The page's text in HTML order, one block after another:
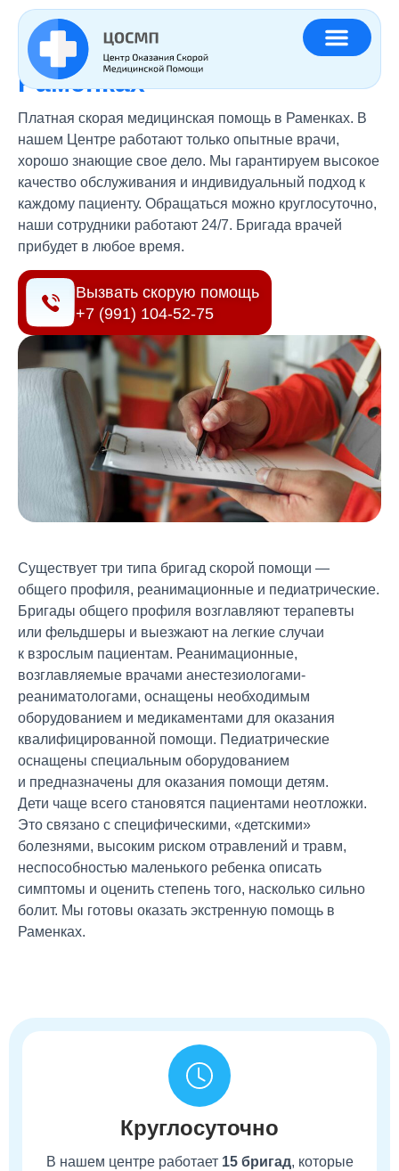
Главная »Регионы Платная скорая помощь район Раменки
Платная скорая помощьв
Раменках
Платная скорая медицинская помощь в Раменках. В
нашем Центре работают только опытные врачи,
хорошо знающие свое дело. Мы гарантируем высокое
качество обслуживания и индивидуальный подход к
каждому пациенту. Обращаться можно круглосуточно,
наши сотрудники работают 24/7. Бригада врачей
прибудет в любое время.
Вызвать скорую помощь
+7 (991) 104-52-75
Существует три типа бригад скорой помощи —
общего профиля, реанимационные и педиатрические.
Бригады общего профиля возглавляют терапевты
или фельдшеры и выезжают на легкие случаи
к взрослым пациентам. Реанимационные,
возглавляемые врачами анестезиологами-
реаниматологами, оснащены необходимым
оборудованием и медикаментами для оказания
квалифицированной помощи. Педиатрические
оснащены специальным оборудованием
и предназначены для оказания помощи детям.
Дети чаще всего становятся пациентами неотложки.
Это связано с специфическими, «детскими»
болезнями, высоким риском отравлений и травм,
неспособностью маленького ребенка описать
симптомы и оценить степень того, насколько сильно
болит. Мы готовы оказать экстренную помощь в
Раменках.
Круглосуточно
В нашем центре работает 15 бригад, которые